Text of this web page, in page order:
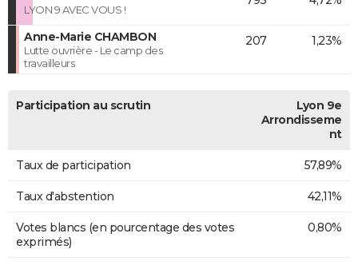
LYON 9 AVEC VOUS !
Anne-Marie CHAMBON
Lutte ouvrière - Le camp des
travailleurs
207 1,23%
Participation au scrutin
Lyon 9e
Arrondisseme
nt
Taux de participation 57,89%
Taux d'abstention 42,11%
Votes blancs (en pourcentage des votes
exprimés)
0,80%